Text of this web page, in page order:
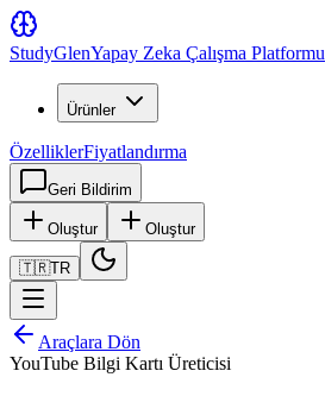
StudyGlenYapay Zeka Çalışma Platformu
Ürünler
ÖzelliklerFiyatlandırma
Geri Bildirim
Oluştur Oluştur
🇹🇷TR
Araçlara Dön
YouTube Bilgi Kartı Üreticisi